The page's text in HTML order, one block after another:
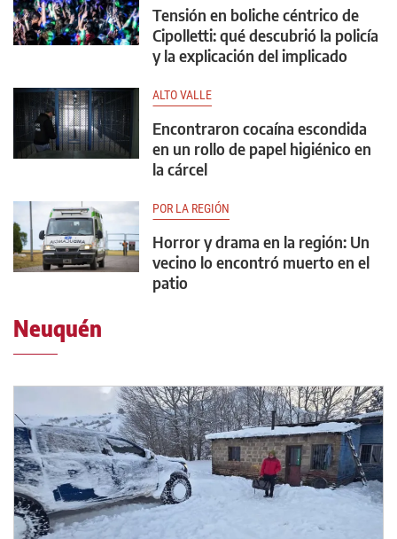
Tensión en boliche céntrico de
Cipolletti: qué descubrió la policía
y la explicación del implicado
ALTO VALLE
Encontraron cocaína escondida
en un rollo de papel higiénico en
la cárcel
POR LA REGIÓN
Horror y drama en la región: Un
vecino lo encontró muerto en el
patio
Neuquén